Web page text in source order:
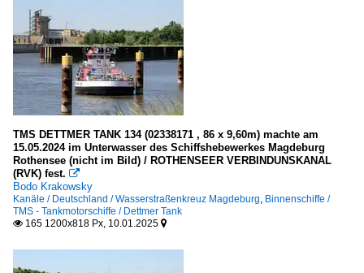
TMS DETTMER TANK 134 (02338171 , 86 x 9,60m) machte am
15.05.2024 im Unterwasser des Schiffshebewerkes Magdeburg
Rothensee (nicht im Bild) / ROTHENSEER VERBINDUNSKANAL
(RVK) fest. 
Bodo Krakowsky
Kanäle / Deutschland / Wasserstraßenkreuz Magdeburg Binnenschiffe /
TMS - Tankmotorschiffe / Dettmer Tank
 165 1200x818 Px, 10.01.2025 